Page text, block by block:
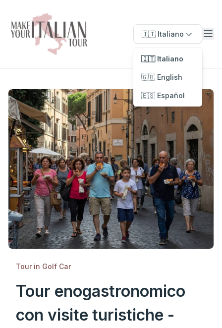
🇮🇹 Italiano
🇮🇹 Italiano
🇬🇧 English
🇪🇸 Español
Tour in Golf Car
Tour enogastronomico
con visite turistiche -